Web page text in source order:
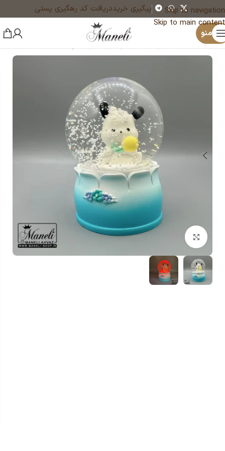
Skip to navigation
Skip to main content
پیگیری خریددریافت کد رهگیری پستی
منو
خانه اکسسوری مانلی گوی تزئینی گوی متوسط چراغدار
بزرگنمایی تصویر
×